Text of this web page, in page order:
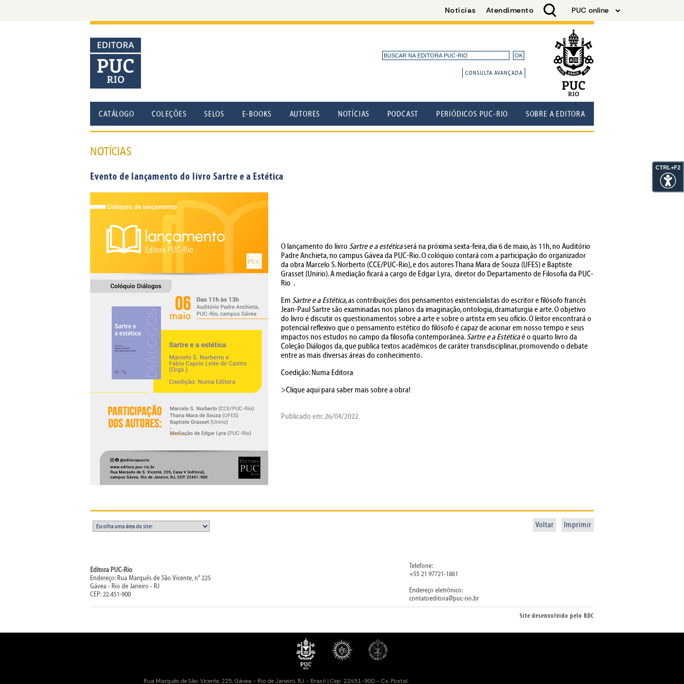
CTRL+F2
CONSULTA AVANÇADA
CATÁLOGO COLEÇÕES SELOS E-BOOKS AUTORES NOTÍCIAS PODCAST PERIÓDICOS PUC-RIO SOBRE A EDITORA
NOTÍCIAS
Evento de lançamento do livro Sartre e a Estética
O lançamento do livro Sartre e a estéticaserá na próxima sexta-feira, dia 6 de maio, às 11h, no Auditório
Padre Anchieta, no campus Gávea da PUC-Rio. O colóquio contará com a participação do organizador
da obra Marcelo S. Norberto (CCE/PUC-Rio), e dos autores Thana Mara de Souza (UFES) e Baptiste
Grasset (Unirio). A mediação ficará a cargo de Edgar Lyra, diretor do Departamento de Filosofia da PUC-
Rio .
Em Sartre e a Estética, as contribuições dos pensamentos existencialistas do escritor e filósofo francês
Jean-Paul Sartre são examinadas nos planos da imaginação, ontologia, dramaturgia e arte. O objetivo
do livro é discutir os questionamentos sobre a arte e sobre o artista em seu ofício. O leitor encontrará o
potencial reflexivo que o pensamento estético do filósofo é capaz de acionar em nosso tempo e seus
impactos nos estudos no campo da filosofia contemporânea.Sartre e a Estéticaé o quarto livro da
Coleção Diálogos da, que publica textos acadêmicos de caráter transdisciplinar, promovendo o debate
entre as mais diversas áreas do conhecimento.
Coedição: Numa Editora
>Clique aqui para saber mais sobre a obra!
Publicado em: 26/04/2022
Imprimir
Voltar
Editora PUC-Rio
Endereço: Rua Marquês de São Vicente, n° 225
Gávea - Rio de Janeiro - RJ
CEP: 22.451-900
Telefone:
+55 21 97721-1861
Endereço eletrônico:
contatoeditora@puc-rio.br
Site desenvolvido pelo RDC